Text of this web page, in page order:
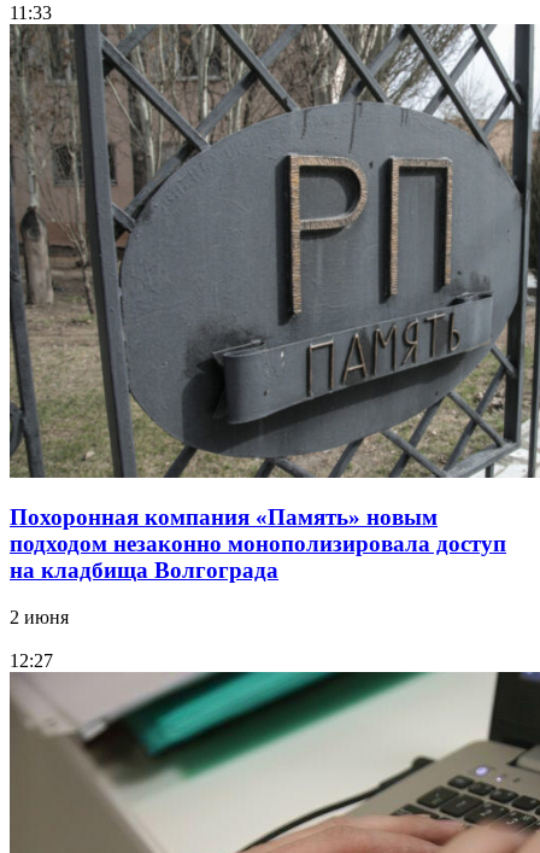
11:33
Похоронная компания «Память» новым
подходом незаконно монополизировала доступ
на кладбища Волгограда
2 июня
12:27